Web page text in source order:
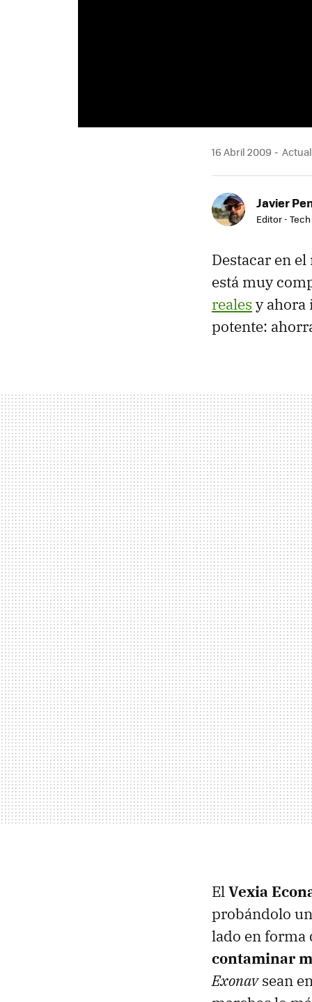
16 Abril 2009
Javier
Editor - Tech
Destacar en
está muy
reales y
potente:
ElVexia
probándolo
lado en forma
contaminar
Exonavsean